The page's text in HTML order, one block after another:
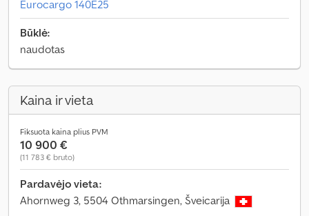
Eurocargo 140E25
Būklė:
naudotas
Kaina ir vieta
Fiksuota kaina plius PVM
10 900 €
(11 783 € bruto)
Pardavėjo vieta:
Ahornweg 3, 5504 Othmarsingen, Šveicarija